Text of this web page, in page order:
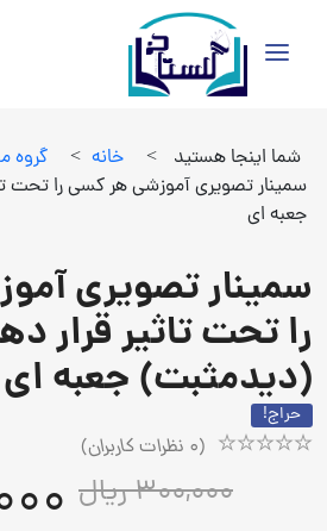
شما اینجا هستید > خانه > گروه
سمینار تصویری آموزشی هر کسی را تحت
جعبه ای
سمینار تصویری
را تحت تاثیر قرار
(دیدمثبت) جعبه ای
حراج!
(
0 نظرات کاربران)
300,000 ریال